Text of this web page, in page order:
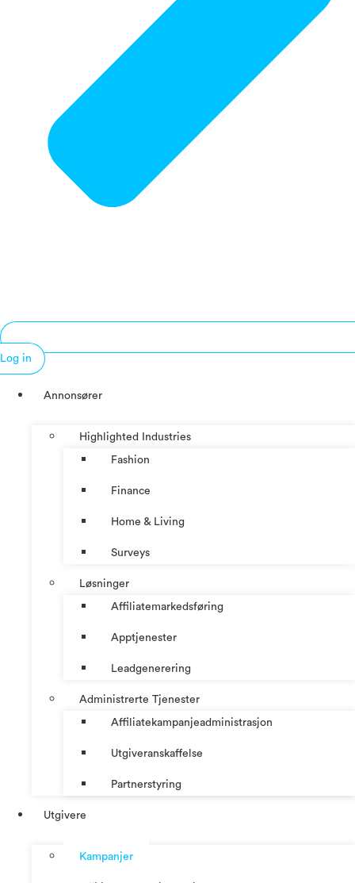
Log in
Annonsører
Highlighted Industries
Fashion
Finance
Home & Living
Surveys
Løsninger
Affiliatemarkedsføring
Apptjenester
Leadgenerering
Administrerte Tjenester
Affiliatekampanjeadministrasjon
Utgiveranskaffelse
Partnerstyring
Utgivere
Kampanjer